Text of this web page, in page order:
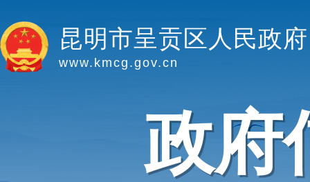
昆明市呈贡区人民政府
www.kmcg.gov.cn
政府